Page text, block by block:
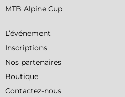
MTB Alpine Cup
L’événement
Inscriptions
Nos partenaires
Boutique
Contactez-nous